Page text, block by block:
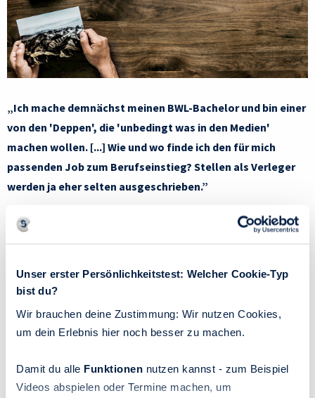
Unser erster Persönlichkeitstest: Welcher Cookie-Typ
bist du?
Wir brauchen deine Zustimmung: Wir nutzen Cookies,
um dein Erlebnis hier noch besser zu machen.
Damit du alle Funktionen nutzen kannst - zum Beispiel
Videos abspielen oder Termine machen, um
„Ich mache demnächst meinen BWL-Bachelor und bin einer
von den 'Deppen', die 'unbedingt was in den Medien'
machen wollen. [...] Wie und wo finde ich den für mich
passenden Job zum Berufseinstieg? Stellen als Verleger
werden ja eher selten ausgeschrieben.”
Ragnhild Struss erklärt, warum man bei der Jobsuche erst
einmal mit einer Analyse der eigenen Persönlichkeit beginnen
Außerdem zeigt sie auf, welche Schritte nötig sind, um seine
Einstiegschancen in einen Beruf zu steigern.
Zum Artikel